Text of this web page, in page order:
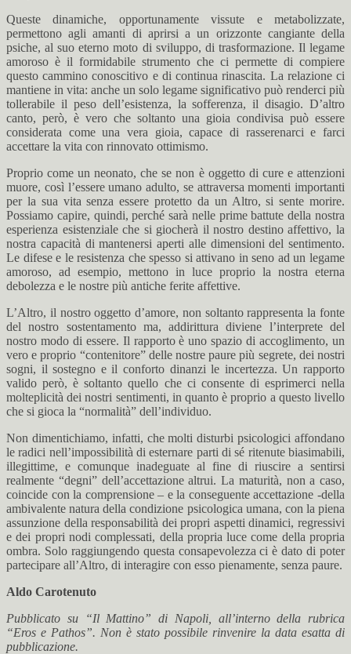
Queste dinamiche, opportunamente vissute e metabolizzate,
permettono agli amanti di aprirsi a un orizzonte cangiante della
psiche, al suo eterno moto di sviluppo, di trasformazione. Il legame
amoroso è il formidabile strumento che ci permette di compiere
questo cammino conoscitivo e di continua rinascita. La relazione ci
mantiene in vita: anche un solo legame significativo può renderci più
tollerabile il peso dell’esistenza, la sofferenza, il disagio. D’altro
canto, però, è vero che soltanto una gioia condivisa può essere
considerata come una vera gioia, capace di rasserenarci e farci
accettare la vita con rinnovato ottimismo.
Proprio come un neonato, che se non è oggetto di cure e attenzioni
muore, così l’essere umano adulto, se attraversa momenti importanti
per la sua vita senza essere protetto da un Altro, si sente morire.
Possiamo capire, quindi, perché sarà nelle prime battute della nostra
esperienza esistenziale che si giocherà il nostro destino affettivo, la
nostra capacità di mantenersi aperti alle dimensioni del sentimento.
Le difese e le resistenza che spesso si attivano in seno ad un legame
amoroso, ad esempio, mettono in luce proprio la nostra eterna
debolezza e le nostre più antiche ferite affettive.
L’Altro, il nostro oggetto d’amore, non soltanto rappresenta la fonte
del nostro sostentamento ma, addirittura diviene l’interprete del
nostro modo di essere. Il rapporto è uno spazio di accoglimento, un
vero e proprio “contenitore” delle nostre paure più segrete, dei nostri
sogni, il sostegno e il conforto dinanzi le incertezza. Un rapporto
valido però, è soltanto quello che ci consente di esprimerci nella
molteplicità dei nostri sentimenti, in quanto è proprio a questo livello
che si gioca la “normalità” dell’individuo.
Non dimentichiamo, infatti, che molti disturbi psicologici affondano
le radici nell’impossibilità di esternare parti di sé ritenute biasimabili,
illegittime, e comunque inadeguate al fine di riuscire a sentirsi
realmente “degni” dell’accettazione altrui. La maturità, non a caso,
coincide con la comprensione – e la conseguente accettazione -della
ambivalente natura della condizione psicologica umana, con la piena
assunzione della responsabilità dei propri aspetti dinamici, regressivi
e dei propri nodi complessati, della propria luce come della propria
ombra. Solo raggiungendo questa consapevolezza ci è dato di poter
partecipare all’Altro, di interagire con esso pienamente, senza paure.
Aldo Carotenuto
Pubblicato su “Il Mattino” di Napoli, all’interno della rubrica
“Eros e Pathos”. Non è stato possibile rinvenire la data esatta di
pubblicazione.